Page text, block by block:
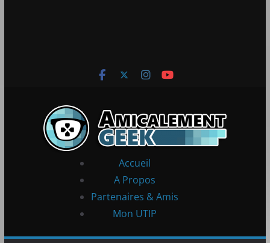
Accueil
A Propos
Partenaires & Amis
Mon UTIP